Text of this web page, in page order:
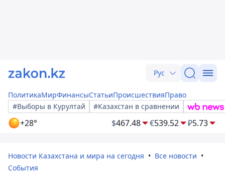
Рус
ПолитикаМирФинансыСтатьиПроисшествияПраво
#Выборы в Курултай
#Казахстан в сравнении
+28° $467.48 €539.52 ₽5.73
Новости Казахстана и мира на сегодня
Все новости
События